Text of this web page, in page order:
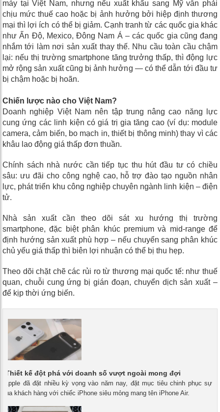
máy tại Việt Nam, nhưng nếu xuất khẩu sang Mỹ vẫn phải
chịu mức thuế cao hoặc bị ảnh hưởng bởi hiệp định thương
mại thì lợi ích có thể bị giảm.Cạnh tranh từ các quốc gia khác
như Ấn Độ, Mexico, Đông Nam Á – các quốc gia cũng đang
nhắm tới làm nơi sản xuất thay thế. Nhu cầu toàn cầu chậm
lại: nếu thị trường smartphone tăng trưởng thấp, thì động lực
mở rộng sản xuất cũng bị ảnh hưởng — có thể dẫn tới đầu tư
bị chậm hoặc bị hoãn.
Chiến lược nào cho Việt Nam?
Doanh nghiệp Việt Nam nên tập trung nâng cao năng lực
cung ứng các linh kiện có giá trị gia tăng cao (ví dụ: module
camera, cảm biến, bo mạch in, thiết bị thông minh) thay vì các
khâu lao động giá thấp đơn thuần.
Chính sách nhà nước cần tiếp tục thu hút đầu tư có chiều
sâu: ưu đãi cho công nghệ cao, hỗ trợ đào tạo nguồn nhân
lực, phát triển khu công nghiệp chuyên ngành linh kiện – điện
tử.
Nhà sản xuất cần theo dõi sát xu hướng thị trường
smartphone, đặc biệt phân khúc premium và mid-range để
định hướng sản xuất phù hợp – nếu chuyển sang phân khúc
chủ yếu giá thấp thì biên lợi nhuận có thể bị thu hẹp.
Theo dõi chặt chẽ các rủi ro từ thương mại quốc tế: như thuế
quan, chuỗi cung ứng bị gián đoạn, chuyển dịch sản xuất –
để kịp thời ứng biến.
Thiết kế đột phá với doanh số vượt ngoài mong đợi
Apple đã đặt nhiều kỳ vọng vào năm nay, đặt mục tiêu chinh phục sự
khách hàng với chiếc iPhone siêu mỏng mang tên iPhone Air.